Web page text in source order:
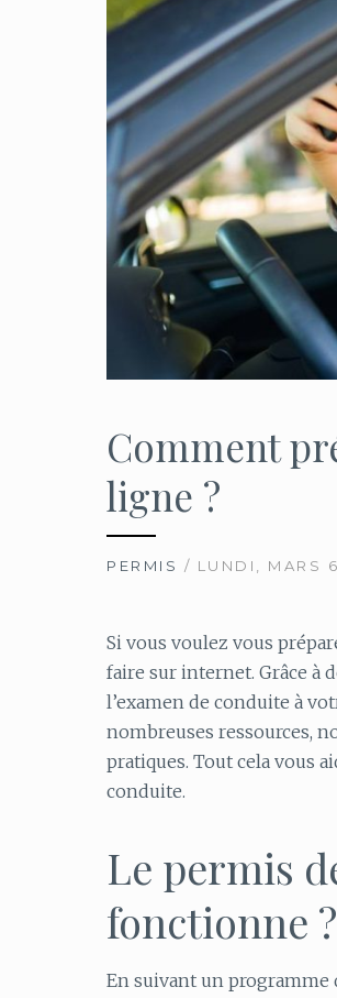
Comment
ligne ?
PERMIS / LUNDI, MARS
Si vous voulez vous
faire sur internet. Grâce à
l’examen de conduite à
nombreuses ressources,
pratiques. Tout cela vous
conduite.
Le permis
fonctionne ?
En suivant un